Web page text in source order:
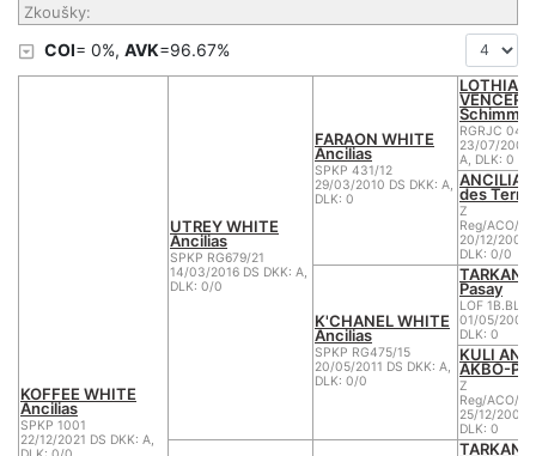
Zkoušky:
COI= 0%, AVK=96.67%
KOFFEE WHITE
Ancilias
SPKP 1001
22/12/2021 DS DKK: A,
UTREY WHITE
Ancilias
SPKP RG679/21
14/03/2016 DS DKK: A,
DLK: 0/0
FARAON WHITE
Ancilias
SPKP 431/12
29/03/2010 DS DKK: A,
DLK: 0
VENCER
RGRJC 04/
23/07/2004
A, DLK: 0
ANCILIA
des
Z
Reg/ACO/
20/12/2005
DLK: 0/0
K'CHANEL WHITE
Ancilias
SPKP RG475/15
20/05/2011 DS DKK: A,
DLK: 0/0
TARKAN
Pasay
LOF
01/05/2002
DLK: 0
KULI
AKBO-
Z
Reg/ACO/
25/12/2004
DLK: 0
TARKAN